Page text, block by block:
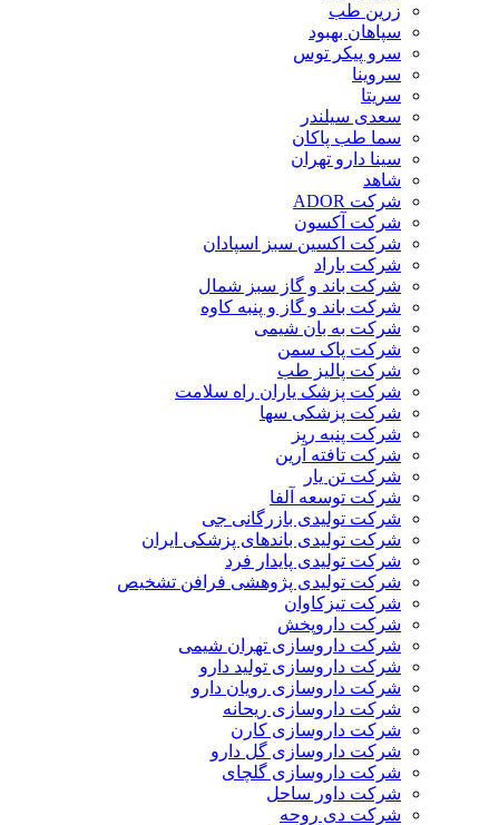
زرین طب
سپاهان بهبود
سرو پیکر توس
سروینا
سریتا
سعدی سیلندر
سما طب پاکان
سینا دارو تهران
شاهد
شرکت ADOR
شرکت آکسون
شرکت اکسین سبز اسپادان
شرکت باراد
شرکت باند و گاز سبز شمال
شرکت باند و گاز و پنبه کاوه
شرکت به بان شیمی
شرکت پاک سمن
شرکت پالیز طب
شرکت پزشک یاران راه سلامت
شرکت پزشکی سها
شرکت پنبه ریز
شرکت تافته آرین
شرکت تن یار
شرکت توسعه آلفا
شرکت تولیدی بازرگانی جی
شرکت تولیدی باندهای پزشکی ایران
شرکت تولیدی پایدار فرد
شرکت تولیدی پژوهشی فرافن تشخیص
شرکت تیزکاوان
شرکت داروپخش
شرکت داروسازی تهران شیمی
شرکت داروسازی تولید دارو
شرکت داروسازی رویان دارو
شرکت داروسازی ریحانه
شرکت داروسازی کارن
شرکت داروسازی گل دارو
شرکت داروسازی گلچای
شرکت داور ساحل
شرکت دی روحه